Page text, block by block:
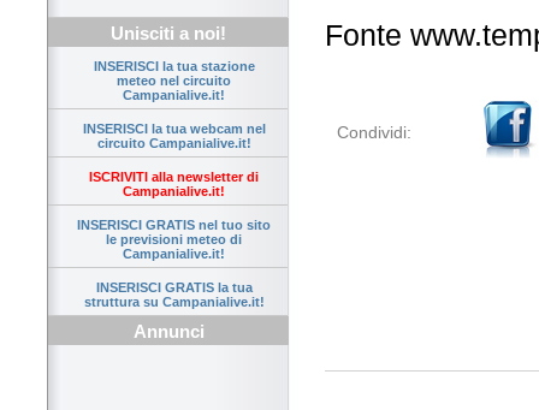
Unisciti a noi!
INSERISCI la tua stazione
meteo nel circuito
Campanialive.it!
INSERISCI la tua webcam nel
circuito Campanialive.it!
ISCRIVITI alla newsletter di
Campanialive.it!
INSERISCI GRATIS nel tuo sito
le previsioni meteo di
Campanialive.it!
INSERISCI GRATIS la tua
struttura su Campanialive.it!
Annunci
Fonte
Condividi: